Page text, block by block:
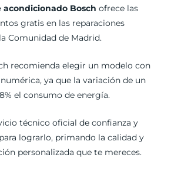
acondicionado Bosch ofrece las
gratis en las reparaciones
Comunidad de Madrid.
recomienda elegir un modelo con
ya que la variación de un
el consumo de energía.
técnico oficial de confianza y
lograrlo, primando la calidad y
personalizada que te mereces.